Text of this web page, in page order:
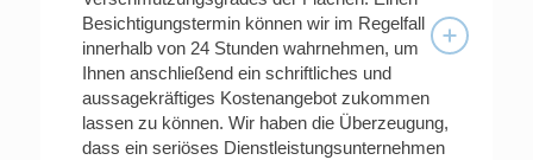
Besichtigungstermin können wir im Regelfall
innerhalb von 24 Stunden wahrnehmen, um
Ihnen anschließend ein schriftliches und
aussagekräftiges Kostenangebot zukommen
lassen zu können. Wir haben die Überzeugung,
dass ein seriöses Dienstleistungsunternehmen